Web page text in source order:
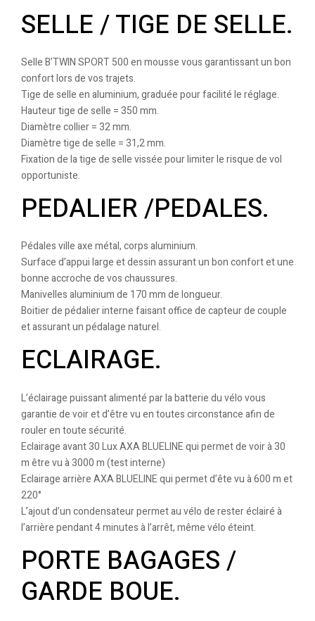
SELLE / TIGE DE SELLE.
Selle B’TWIN SPORT 500 en mousse vous garantissant un bon
confort lors de vos trajets.
Tige de selle en aluminium, graduée pour facilité le réglage.
Hauteur tige de selle = 350 mm.
Diamètre collier = 32 mm.
Diamètre tige de selle = 31,2 mm.
Fixation de la tige de selle vissée pour limiter le risque de vol
opportuniste.
PEDALIER /PEDALES.
Pédales ville axe métal, corps aluminium.
Surface d’appui large et dessin assurant un bon confort et une
bonne accroche de vos chaussures.
Manivelles aluminium de 170 mm de longueur.
Boitier de pédalier interne faisant office de capteur de couple
et assurant un pédalage naturel.
ECLAIRAGE.
L’éclairage puissant alimenté par la batterie du vélo vous
garantie de voir et d’être vu en toutes circonstance afin de
rouler en toute sécurité.
Eclairage avant 30 Lux AXA BLUELINE qui permet de voir à 30
m être vu à 3000 m (test interne)
Eclairage arrière AXA BLUELINE qui permet d’ête vu à 600 m et
220°
L’ajout d’un condensateur permet au vélo de rester éclairé à
l’arrière pendant 4 minutes à l’arrêt, même vélo éteint.
PORTE BAGAGES /
GARDE BOUE.